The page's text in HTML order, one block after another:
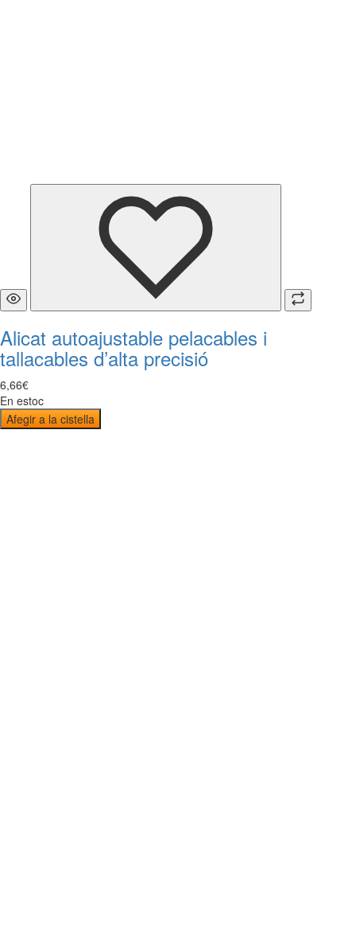
Alicat autoajustable pelacables i
tallacables d’alta precisió
6,66€
En estoc
Afegir a la cistella